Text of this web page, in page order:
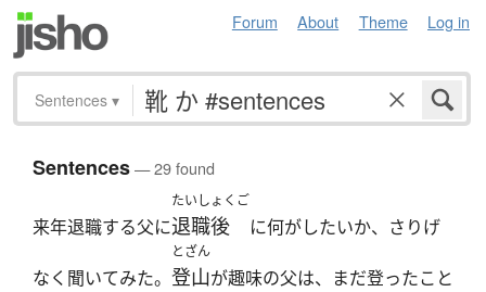
Forum About Theme Log in
Sentences ▾
Sentences— 29 found
来年退職する父に
たいしょくご
退職後 に何がしたいか、さりげ
なく聞いてみた。
とざん
登山が趣味の父は、まだ登ったこと